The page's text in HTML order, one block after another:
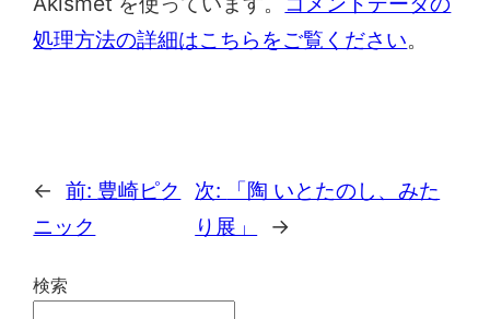
処理方法の詳細はこちらをご覧ください。
← 前: 豊崎ピク
ニック
次:
「陶 いとたのし、みた
り展」
→
検索